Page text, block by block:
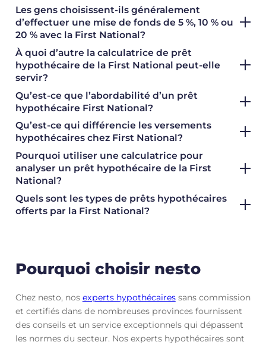
Les gens choisissent-ils généralement
d’effectuer une mise de fonds de 5 %, 10 % ou
20 % avec la First National?
À quoi d’autre la calculatrice de prêt
hypothécaire de la First National peut-elle
servir?
Qu’est-ce que l’abordabilité d’un prêt
hypothécaire First National?
Qu’est-ce qui différencie les versements
hypothécaires chez First National?
Pourquoi utiliser une calculatrice pour
analyser un prêt hypothécaire de la First
National?
Quels sont les types de prêts hypothécaires
offerts par la First National?
Pourquoi choisir nesto
Chez nesto, nos experts hypothécairessans commission
et certifiés dans de nombreuses provinces fournissent
des conseils et un service exceptionnels qui dépassent
les normes du secteur. Nos experts hypothécaires sont